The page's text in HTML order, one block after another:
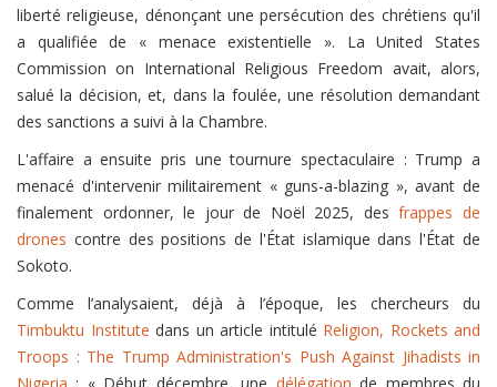
liberté religieuse, dénonçant une persécution des chrétiens qu'il
a qualifiée de « menace existentielle ». La United States
Commission on International Religious Freedom avait, alors,
salué la décision, et, dans la foulée, une résolution demandant
des sanctions a suivi à la Chambre.
L'affaire a ensuite pris une tournure spectaculaire : Trump a
menacé d'intervenir militairement « guns-a-blazing », avant de
finalement ordonner, le jour de Noël 2025, desfrappes de
drones contre des positions de l'État islamique dans l'État de
Sokoto.
Comme l’analysaient, déjà à l’époque, les chercheurs du
Timbuktu Institute dans un article intitulé Religion, Rockets and
Troops : The Trump Administration's Push Against Jihadists in